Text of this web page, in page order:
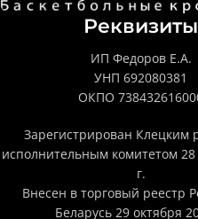
Реквизиты
ИП Федоров Е.А.
УНП 692080381
ОКПО
Зарегистрирован Клецким
исполнительным комитетом 28
г.
Внесен в торговый реестр
Беларусь 29 октября